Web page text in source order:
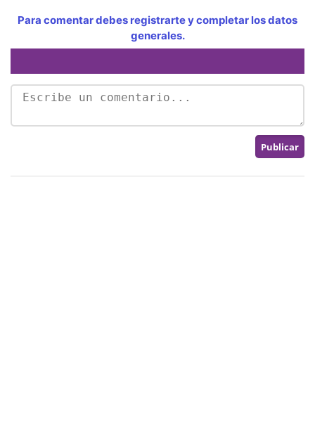
Para comentar debes registrarte y completar los datos
generales.